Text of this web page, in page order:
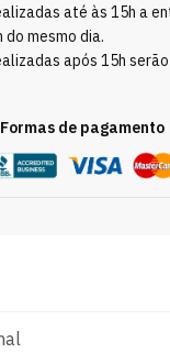
até às 15h a
do mesmo dia.
após 15h
Formas de pagamento